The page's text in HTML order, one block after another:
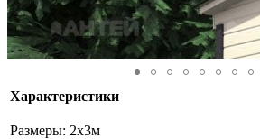
Характеристики
Размеры: 2x3м